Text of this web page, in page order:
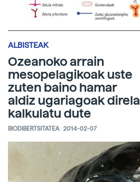
ALBISTEAK
Ozeanoko arrain
mesopelagikoak uste
zuten baino hamar
aldiz ugariagoak direla
kalkulatu dute
BIODIBERTSITATEA 2014-02-07